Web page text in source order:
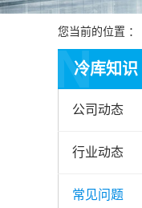
您当前的位置 ：
冷库知识
N
公司动态
行业动态
常见问题